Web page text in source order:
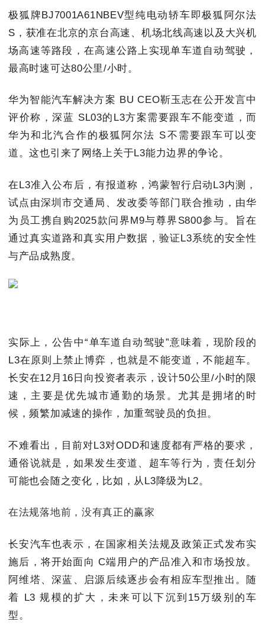
极狐牌BJ7001A61NBEV型纯电动轿车即极狐阿尔法
S，获准在北京的京台高速、机场北线高速以及大兴机
场高速等路段，在高速公路上实现单车道自动驾驶，
最高时速可达80公里/小时。
华为智能汽车解决方案 BU CEO靳玉志在公开发言中
评价称，深蓝 SL03的L3方案需要跟车不能变道，而
华为和北汽合作的极狐阿尔法 S不需要跟车可以变
道。这也引来了网络上关于L3能力边界的争论。
在L3准入公布后，有报道称，鸿蒙智行启动L3内测，
试点由深圳市交通局、发改委等部门联合推动，由华
为员工携自购2025款问界M9与尊界S800参与。旨在
通过真实道路和真实用户数据，验证L3系统的安全性
与产品成熟度。
实际上，公告中“单车道自动驾驶”意味着，现阶段的
L3在原则上禁止博弈，也就是不能变道，不能超车。
长安在12月16日向投资者表示，设计50公里/小时的限
速，主要是优先城市通勤的场景。尤其是拥堵的时
候，频繁加减速的操作，加重驾驶员的负担。
不难看出，目前对L3对ODD和速度都有严格的要求，
通俗说就是，如果发生变道、超车等行为，责任划分
可能也会随之变化，比如，从L3降级为L2。
在法规落地前，没有真正的赢家
长安汽车也表示，在国家相关法规及政策正式发布实
施后，将开始面向 C端用户的产品准入和市场投放。
阿维塔、深蓝、启源后续逐步会有相应车型推出。随
着 L3 规模的扩大，未来可以下沉到15万级别的车
型。